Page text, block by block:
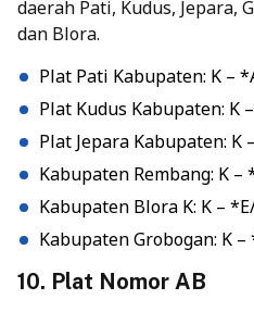
daerah Pati, Kudus, Jepara,
dan Blora.
Plat Pati Kabupaten: K –
Plat Kudus Kabupaten:
Plat Jepara Kabupaten:
Kabupaten Rembang: K
Kabupaten Blora K: K –
Kabupaten Grobogan: K
10. Plat Nomor AB